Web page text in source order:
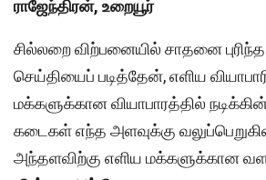
ராஜேந்திரன், உறையூர்
சில்லறை விற்பனையில் சாதனை
செய்தியைப் படித்தேன், எளிய
மக்களுக்கான வியாபாரத்தில்
கடைகள் எந்த அளவுக்கு
அந்தளவிற்கு எளிய மக்களுக்கான